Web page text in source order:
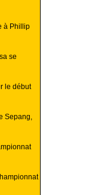
à Phillip
se
le début
Sepang,